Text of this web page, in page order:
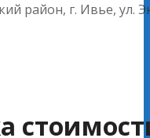
район, г. Ивье, ул.